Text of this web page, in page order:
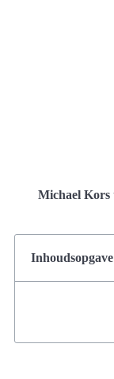
Michael Kors
Inhoudsopgave